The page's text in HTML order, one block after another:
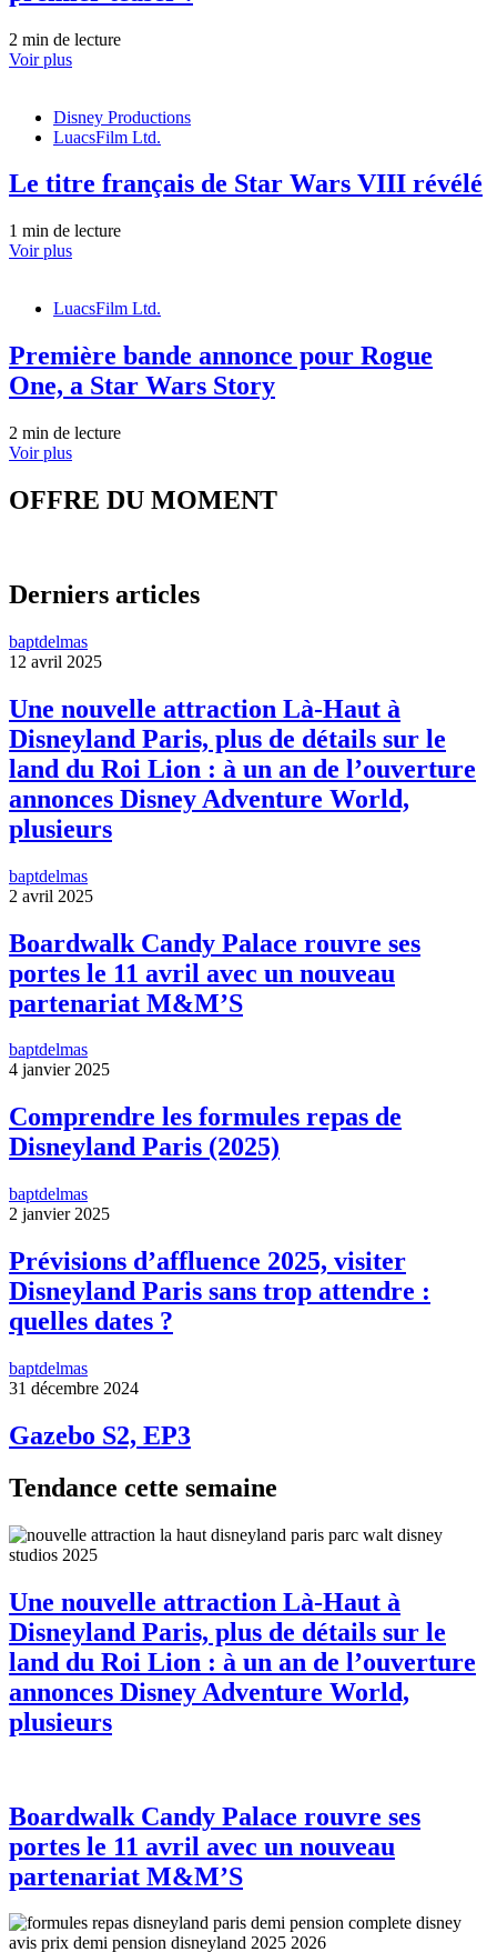
2 min de lecture
Voir plus
Disney Productions
LuacsFilm Ltd.
Le titre français de Star Wars VIII révélé
1 min de lecture
Voir plus
LuacsFilm Ltd.
Première bande annonce pour Rogue
One, a Star Wars Story
2 min de lecture
Voir plus
OFFRE DU MOMENT
Derniers articles
baptdelmas
12 avril 2025
Une nouvelle attraction Là-Haut à
Disneyland Paris, plus de détails sur le
land du Roi Lion : à un an de l’ouverture
annonces Disney Adventure World,
plusieurs
baptdelmas
2 avril 2025
Boardwalk Candy Palace rouvre ses
portes le 11 avril avec un nouveau
partenariat M&M’S
baptdelmas
4 janvier 2025
Comprendre les formules repas de
Disneyland Paris (2025)
baptdelmas
2 janvier 2025
Prévisions d’affluence 2025, visiter
Disneyland Paris sans trop attendre :
quelles dates ?
baptdelmas
31 décembre 2024
Gazebo S2, EP3
Tendance cette semaine
Une nouvelle attraction Là-Haut à
Disneyland Paris, plus de détails sur le
land du Roi Lion : à un an de l’ouverture
annonces Disney Adventure World,
plusieurs
Boardwalk Candy Palace rouvre ses
portes le 11 avril avec un nouveau
partenariat M&M’S